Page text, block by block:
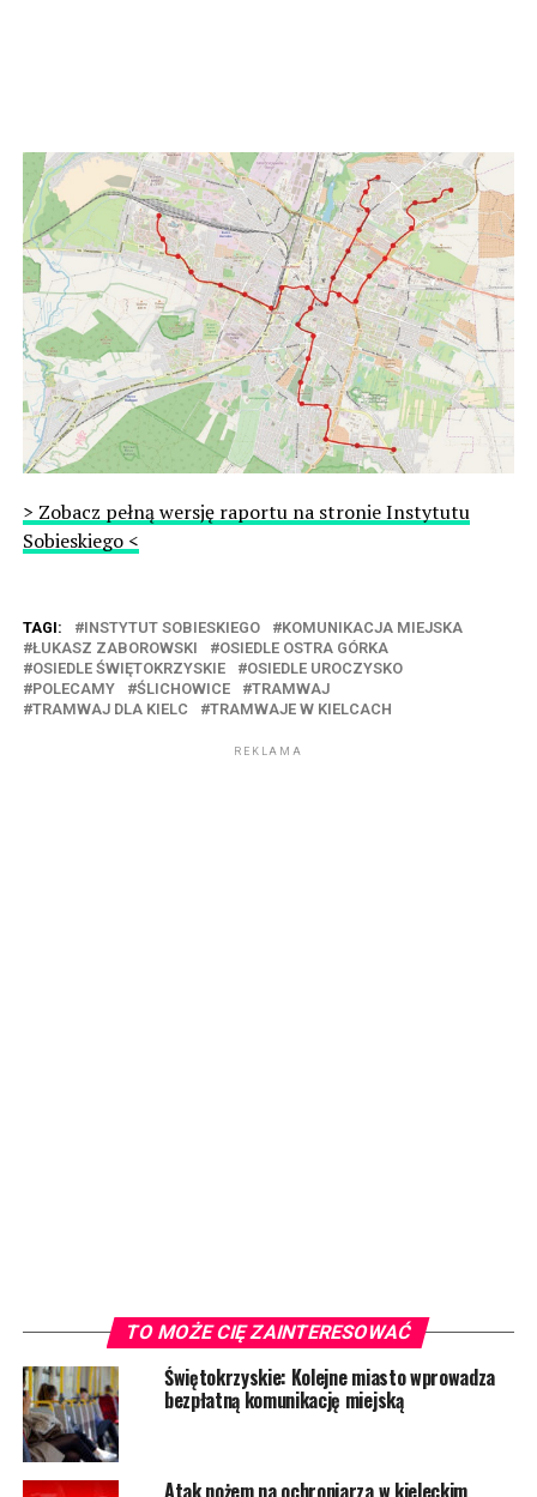
> Zobacz pełną wersję raportu na stronie Instytutu
Sobieskiego <
TAGI: INSTYTUT SOBIESKIEGO
KOMUNIKACJA MIEJSKA
ŁUKASZ ZABOROWSKI
OSIEDLE OSTRA GÓRKA
OSIEDLE ŚWIĘTOKRZYSKIE
OSIEDLE UROCZYSKO
POLECAMY
ŚLICHOWICE
TRAMWAJ
TRAMWAJ DLA KIELC
TRAMWAJE W KIELCACH
REKLAMA
TO MOŻE CIĘ ZAINTERESOWAĆ
Świętokrzyskie: Kolejne miasto wprowadza
bezpłatną komunikację miejską
Atak nożem na ochroniarza w kieleckim